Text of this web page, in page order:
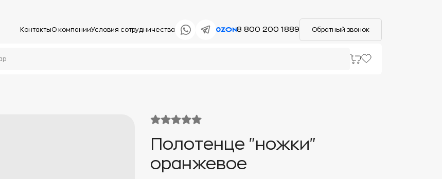
КонтактыО компанииУсловия сотрудничества 8 800 200 1889 Обратный звонок
Полотенце "ножки"
оранжевое